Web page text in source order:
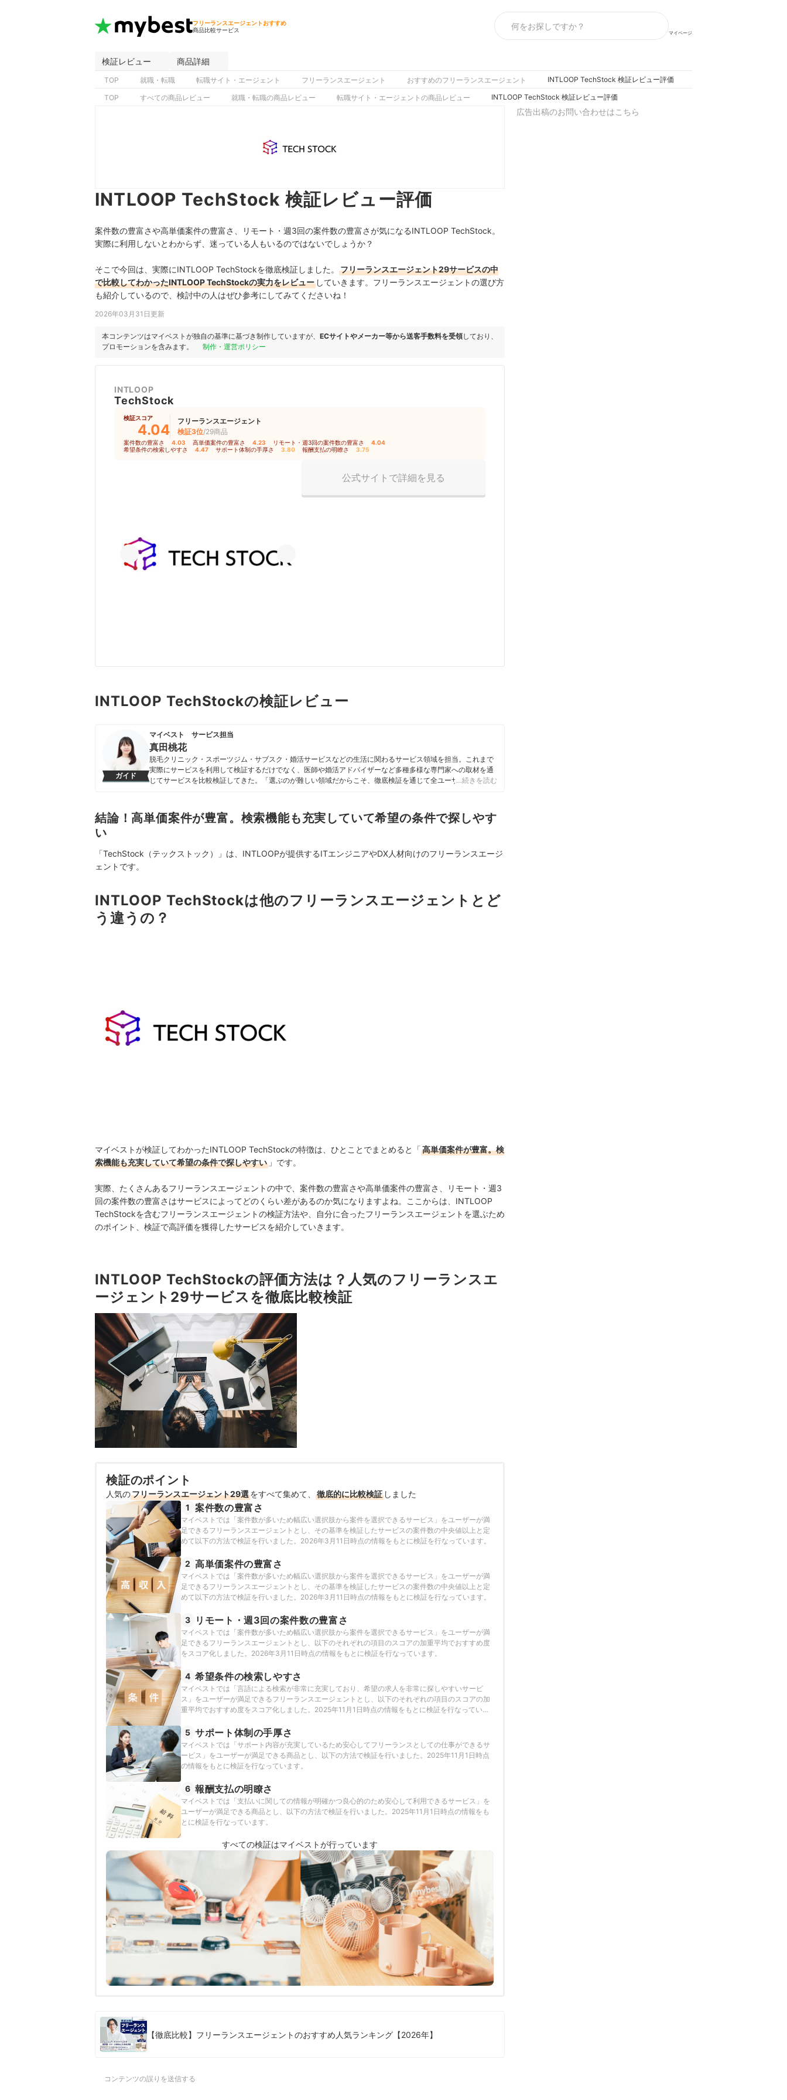
フリーランスエージェントおすすめ
商品比較サービス
マイページ
検証レビュー 商品詳細
TOP 就職・転職 転職サイト・エージェント フリーランスエージェント おすすめのフリーランスエージェント INTLOOP TechStock 検証レビュー評価
TOP すべての商品レビュー 就職・転職の商品レビュー 転職サイト・エージェントの商品レビュー INTLOOP TechStock 検証レビュー評価
INTLOOP TechStock 検証レビュー評価
案件数の豊富さや高単価案件の豊富さ、リモート・週3回の案件数の豊富さが気になるINTLOOP TechStock。
実際に利用しないとわからず、迷っている人もいるのではないでしょうか？
そこで今回は、実際にINTLOOP TechStockを徹底検証しました。
フリーランスエージェント29サービスの中
で比較してわかったINTLOOP TechStockの実力をレビュー していきます。フリーランスエージェントの選び方
も紹介しているので、検討中の人はぜひ参考にしてみてくださいね！
2026年03月31日更新
本コンテンツはマイベストが独自の基準に基づき制作していますが、 ECサイトやメーカー等から送客手数料を受領しており、
プロモーションを含みます。
制作・運営ポリシー
INTLOOP
TechStock
検証スコア
4.04
フリーランスエージェント
検証3位/29商品
案件数の豊富さ 4.03 高単価案件の豊富さ 4.23 リモート・週3回の案件数の豊富さ 4.04
希望条件の検索しやすさ 4.47 サポート体制の手厚さ 3.80 報酬支払の明瞭さ 3.75
公式サイトで詳細を見る
INTLOOP TechStockの検証レビュー
ガイド
マイベスト サービス担当
真田桃花
脱毛クリニック・スポーツジム・サブスク・婚活サービスなどの生活に関わるサービス領域を担当。これまで
実際にサービスを利用して検証するだけでなく、医師や婚活アドバイザーなど多種多様な専門家への取材を通
じてサービスを比較検証してきた。「選ぶのが難しい領域だからこそ、徹底検証を通じて全ユーザーが選びや
…続きを読む
結論！高単価案件が豊富。検索機能も充実していて希望の条件で探しやす
い
「TechStock（テックストック）」は、INTLOOPが提供するITエンジニアやDX人材向けのフリーランスエージ
ェントです。
INTLOOP TechStockは他のフリーランスエージェントとど
う違うの？
マイベストが検証してわかったINTLOOP TechStockの特徴は、ひとことでまとめると「高単価案件が豊富。検
索機能も充実していて希望の条件で探しやすい 」です。
実際、たくさんあるフリーランスエージェントの中で、案件数の豊富さや高単価案件の豊富さ、リモート・週3
回の案件数の豊富さはサービスによってどのくらい差があるのか気になりますよね。ここからは、INTLOOP
TechStockを含むフリーランスエージェントの検証方法や、自分に合ったフリーランスエージェントを選ぶため
のポイント、検証で高評価を獲得したサービスを紹介していきます。
INTLOOP TechStockの評価方法は？人気のフリーランスエ
ージェント29サービスを徹底比較検証
検証のポイント
人気のフリーランスエージェント29選をすべて集めて、 徹底的に比較検証 しました
1 案件数の豊富さ
マイベストでは「案件数が多いため幅広い選択肢から案件を選択できるサービス」をユーザーが満
足できるフリーランスエージェントとし、その基準を検証したサービスの案件数の中央値以上と定
めて以下の方法で検証を行いました。2026年3月11日時点の情報をもとに検証を行なっています。
2 高単価案件の豊富さ
マイベストでは「案件数が多いため幅広い選択肢から案件を選択できるサービス」をユーザーが満
足できるフリーランスエージェントとし、その基準を検証したサービスの案件数の中央値以上と定
めて以下の方法で検証を行いました。2026年3月11日時点の情報をもとに検証を行なっています。
3 リモート・週3回の案件数の豊富さ
マイベストでは「案件数が多いため幅広い選択肢から案件を選択できるサービス」をユーザーが満
足できるフリーランスエージェントとし、以下のそれぞれの項目のスコアの加重平均でおすすめ度
をスコア化しました。2026年3月11日時点の情報をもとに検証を行なっています。
4 希望条件の検索しやすさ
マイベストでは「言語による検索が非常に充実しており、希望の求人を非常に探しやすいサービ
ス」をユーザーが満足できるフリーランスエージェントとし、以下のそれぞれの項目のスコアの加
重平均でおすすめ度をスコア化しました。2025年11月1日時点の情報をもとに検証を行なっていま
5 サポート体制の手厚さ
マイベストでは「サポート内容が充実しているため安心してフリーランスとしての仕事ができるサ
ービス」をユーザーが満足できる商品とし、以下の方法で検証を行いました。2025年11月1日時点
の情報をもとに検証を行なっています。
6 報酬支払の明瞭さ
マイベストでは「支払いに関しての情報が明確かつ良心的のため安心して利用できるサービス」を
ユーザーが満足できる商品とし、以下の方法で検証を行いました。2025年11月1日時点の情報をも
とに検証を行なっています。
すべての検証はマイベストが行っています
【徹底比較】フリーランスエージェントのおすすめ人気ランキング【2026年】
コンテンツの誤りを送信する
広告出稿のお問い合わせはこちら